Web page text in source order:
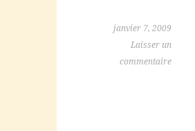
janvier 7, 2009
Laisser un
commentaire